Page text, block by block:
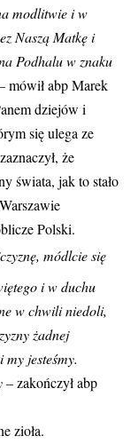
modlitwie i w
Naszą Matkę i
Podhalu w znaku
mówił abp Marek
dziejów i
się ulega ze
że
świata, jak to stało
Polski.
módlcie się
i w duchu
w chwili niedoli,
żadnej
my jesteśmy.
–zakończył abp
zioła.